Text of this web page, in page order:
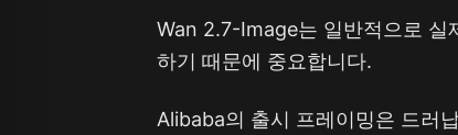
Wan 2.7-Image는 일반적으로 실
하기 때문에 중요합니다.
Alibaba의 출시 프레이밍은 드러